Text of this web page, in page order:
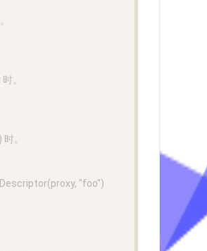
。
。
"foo")